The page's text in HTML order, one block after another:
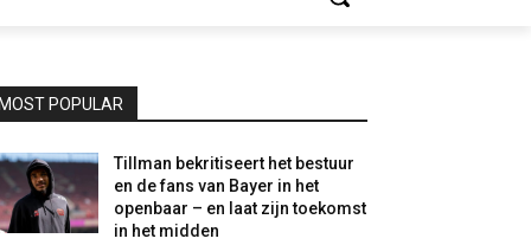
MOST POPULAR
Tillman bekritiseert het bestuur
en de fans van Bayer in het
openbaar – en laat zijn toekomst
in het midden